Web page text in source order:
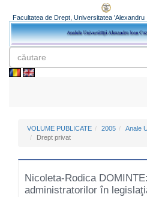
Facultatea de Drept, Universitatea 'Alexandru
VOLUME PUBLICATE 2005
Anale
Drept privat
Nicoleta-Rodica
administratorilor în